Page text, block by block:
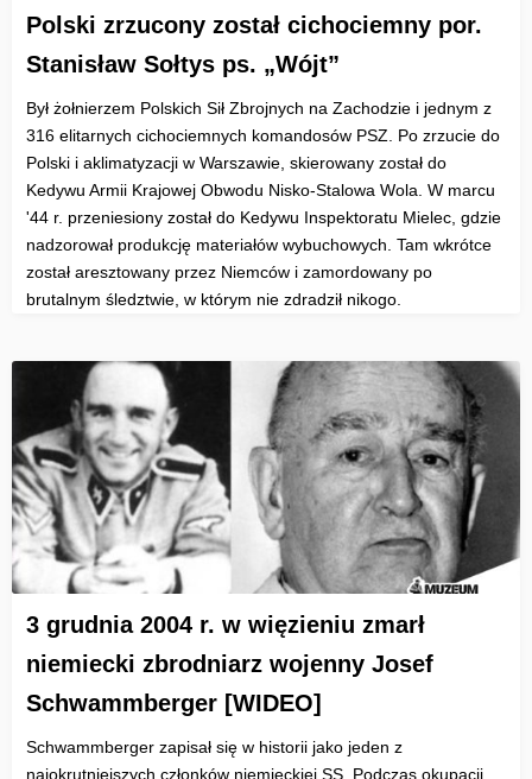
Polski zrzucony został cichociemny por.
Stanisław Sołtys ps. „Wójt”
Był żołnierzem Polskich Sił Zbrojnych na Zachodzie i jednym z
316 elitarnych cichociemnych komandosów PSZ. Po zrzucie do
Polski i aklimatyzacji w Warszawie, skierowany został do
Kedywu Armii Krajowej Obwodu Nisko-Stalowa Wola. W marcu
'44 r. przeniesiony został do Kedywu Inspektoratu Mielec, gdzie
nadzorował produkcję materiałów wybuchowych. Tam wkrótce
został aresztowany przez Niemców i zamordowany po
brutalnym śledztwie, w którym nie zdradził nikogo.
3 grudnia 2004 r. w więzieniu zmarł
niemiecki zbrodniarz wojenny Josef
Schwammberger [WIDEO]
Schwammberger zapisał się w historii jako jeden z
najokrutniejszych członków niemieckiej SS. Podczas okupacji